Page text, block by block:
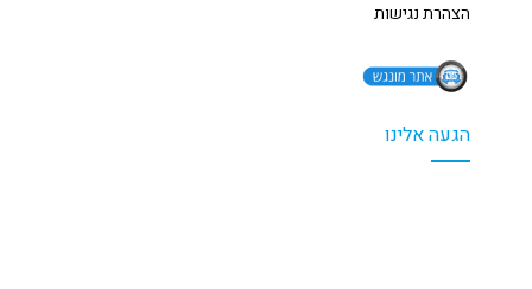
הגעה אלינו
הצהרת נגישות